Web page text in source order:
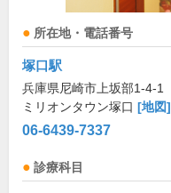
所在地・電話番号
塚口駅
兵庫県尼崎市上坂部1-4-1
ミリオンタウン塚口 [地図]
06-6439-7337
診療科目